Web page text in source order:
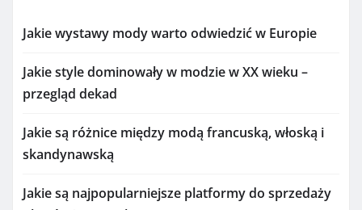
Jakie wystawy mody warto odwiedzić w Europie
Jakie style dominowały w modzie w XX wieku –
przegląd dekad
Jakie są różnice między modą francuską, włoską i
skandynawską
Jakie są najpopularniejsze platformy do sprzedaży